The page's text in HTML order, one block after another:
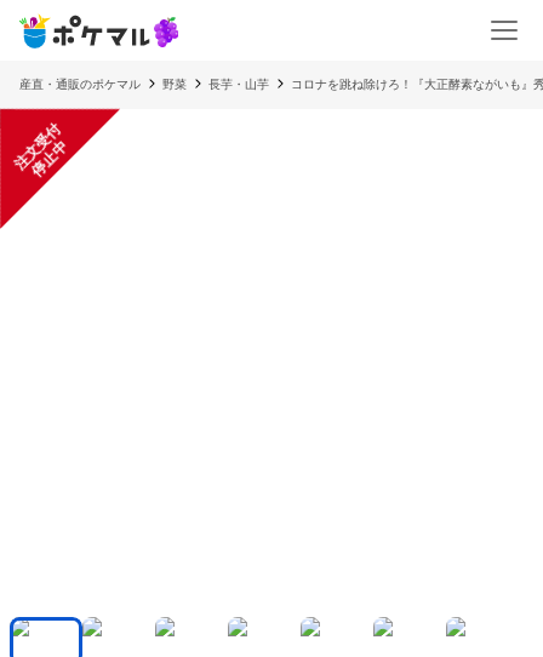
産直・通販のポケマル 野菜 長芋・山芋 コロナを跳ね除けろ！『大正酵素ながいも』
注
文
受
付
停
止
中